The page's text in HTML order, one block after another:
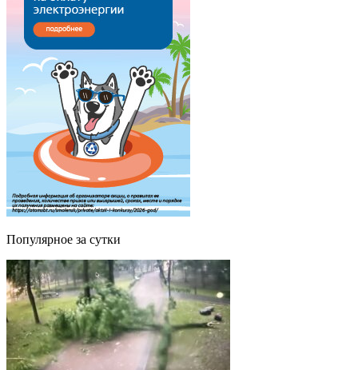
Популярное за сутки